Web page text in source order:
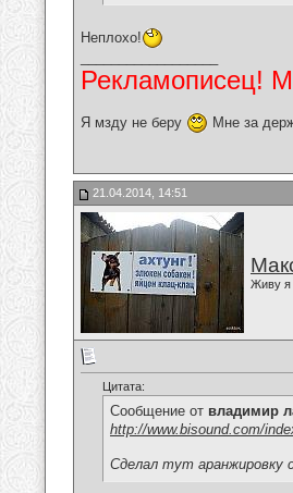
Неплохо!
Рекламописец!
Я мзду не беру Мне за
21.04.2014, 14:51
Живу я
Цитата:
Сообщение от владимир
http://www.bisound.com/
Сделал тут аранжировку